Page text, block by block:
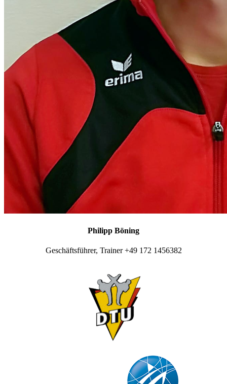
Philipp Böning
Geschäftsführer, Trainer +49 172 1456382